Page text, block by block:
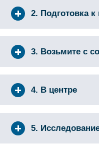
2. Подготовка
3. Возьмите с
4. В центре
5.